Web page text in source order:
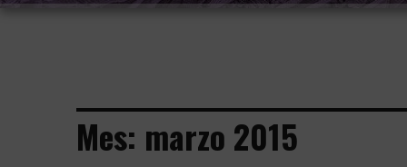
Mes: marzo 2015